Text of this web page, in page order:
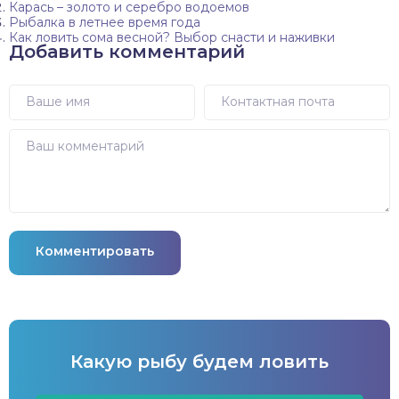
Карась – золото и серебро водоемов
Рыбалка в летнее время года
Как ловить сома весной? Выбор снасти и наживки
Добавить комментарий
Комментировать
Какую рыбу будем ловить